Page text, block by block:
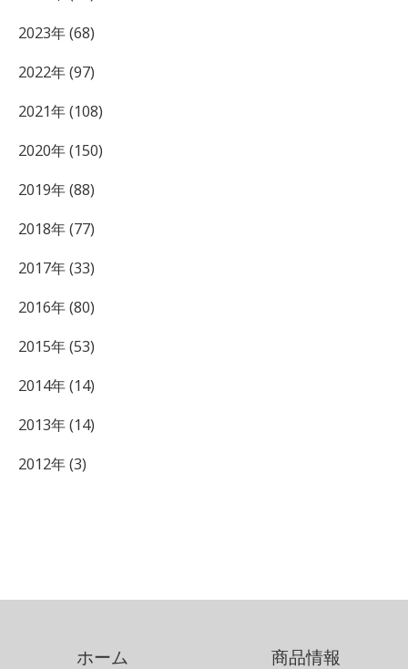
2023年 (68)
2022年 (97)
2021年 (108)
2020年 (150)
2019年 (88)
2018年 (77)
2017年 (33)
2016年 (80)
2015年 (53)
2014年 (14)
2013年 (14)
2012年 (3)
ホーム 商品情報